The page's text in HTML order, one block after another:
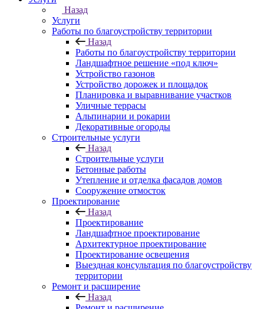
Назад
Услуги
Работы по благоустройству территории
Назад
Работы по благоустройству территории
Ландшафтное решение «под ключ»
Устройство газонов
Устройство дорожек и площадок
Планировка и выравнивание участков
Уличные террасы
Альпинарии и рокарии
Декоративные огороды
Строительные услуги
Назад
Строительные услуги
Бетонные работы
Утепление и отделка фасадов домов
Сооружение отмосток
Проектирование
Назад
Проектирование
Ландшафтное проектирование
Архитектурное проектирование
Проектирование освещения
Выездная консультация по благоустройству
территории
Ремонт и расширение
Назад